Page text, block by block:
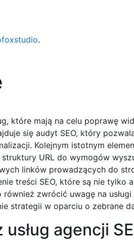
.
które mają na celu poprawę
się audyt SEO, który
Kolejnym istotnym
URL do wymogów
linków prowadzących do
treści SEO, które są nie tylko
zwrócić uwagę na
strategii w oparciu o zebrane
agencji